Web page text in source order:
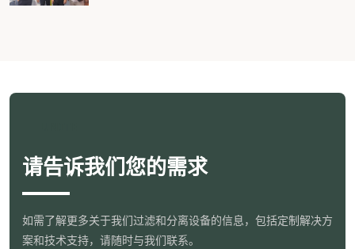
请告诉我们您的需求
如需了解更多关于我们过滤和分离设备的信息，包括定制解决方
案和技术支持，请随时与我们联系。